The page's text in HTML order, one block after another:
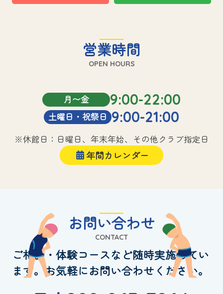
営業時間
OPEN HOURS
月〜金 9:00-22:00
土曜日・祝祭日 9:00-21:00
※休館日：日曜日、年末年始、その他クラブ指定日
年間カレンダー
お問い合わせ
CONTACT
ご相談・体験コースなど随時実施してい
ます。お気軽にお問い合わせください。